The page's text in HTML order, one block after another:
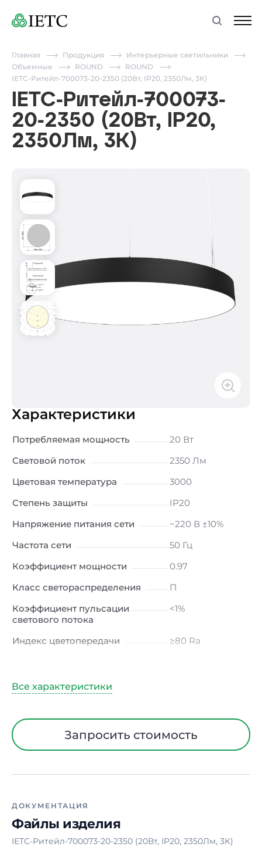
Главная Продукция
Интерьерные светильники
Объемные
ROUND
ROUND
IETC-Ритейл-700073-20-2350 (20Вт, IP20, 2350Лм, 3К)
IETC-Ритейл-700073-
20-2350 (20Вт, IP20,
2350Лм, 3К)
Характеристики
Потребляемая мощность
20 Вт
Световой поток
2350 Лм
Цветовая температура
3000
Степень защиты
IP20
Напряжение питания сети
~220 В ±10%
Частота сети
50 Гц
Коэффициент мощности
0.97
Класс светораспределения
П
Коэффициент пульсации
светового потока
<1%
Индекс цветопередачи
≥80 Ra
Угол рассеивания
Диапазон рабочих
температур
Класс защиты от
I
Материал корпуса
Блок аварийного питания
Запросить стоимость
ДОКУМЕНТАЦИЯ
Файлы изделия
IETC-Ритейл-700073-20-2350 (20Вт, IP20, 2350Лм, 3К)